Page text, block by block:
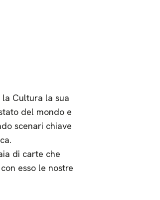
la Cultura la sua
del mondo e
scenari chiave
di carte che
esso le nostre